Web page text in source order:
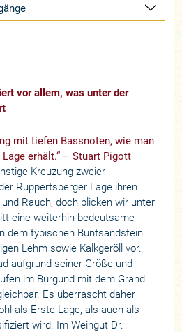
vor allem, was unter der
mit tiefen Bassnoten, wie man
erhält.“ – Stuart Pigott
Kreuzung zweier
Ruppertsberger Lage ihren
Rauch, doch blicken wir unter
eine weiterhin bedeutsame
dem typischen Buntsandstein
Lehm sowie Kalkgeröll vor.
aufgrund seiner Größe und
im Burgund mit dem Grand
Es überrascht daher
als Erste Lage, als auch als
wird. Im Weingut Dr.